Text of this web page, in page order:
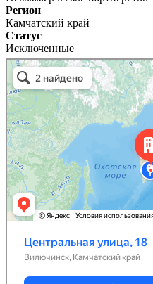
Регион
Камчатский край
Статус
Исключенные